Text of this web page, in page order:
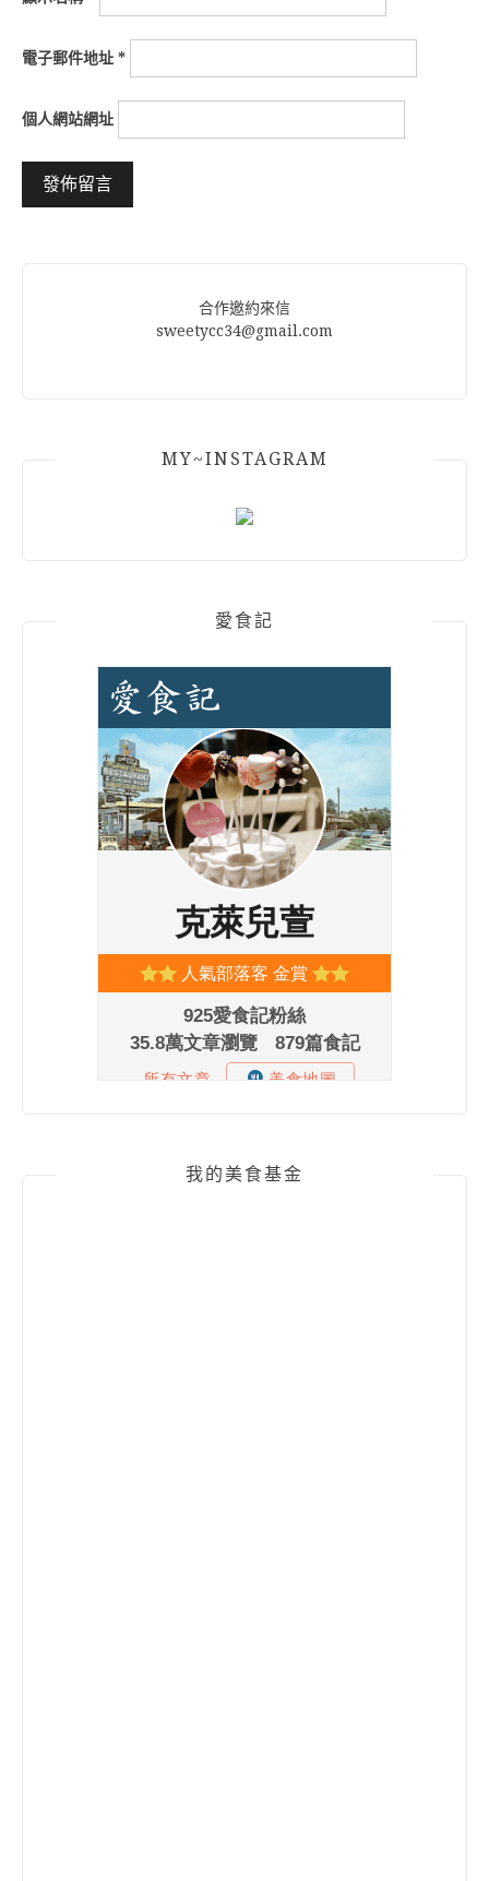
電子郵件地址 *
個人網站網址
合作邀約來信
sweetycc34@gmail.com
MY~INSTAGRAM
愛食記
我的美食基金